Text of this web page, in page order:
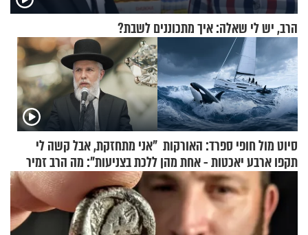
הרב, יש לי שאלה: איך מתכוננים לשבת?
סיוט מול חופי ספרד: האורקות
תקפו ארבע יאכטות - אחת מהן
טבעה
"אני מתחזקת, אבל קשה לי
ללכת בצניעות": מה הרב זמיר
כהן המליץ לה לעשות?